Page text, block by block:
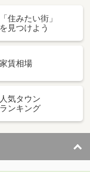
「住みたい街」
を見つけよう
家賃相場
人気タウン
ランキング